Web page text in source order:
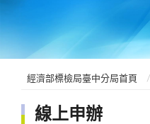
經濟部標檢局臺中分局首頁
線上申辦